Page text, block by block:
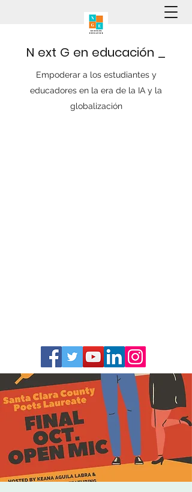
N ext G en educación _
Empoderar a los estudiantes y
educadores en la era de la IA y la
globalización